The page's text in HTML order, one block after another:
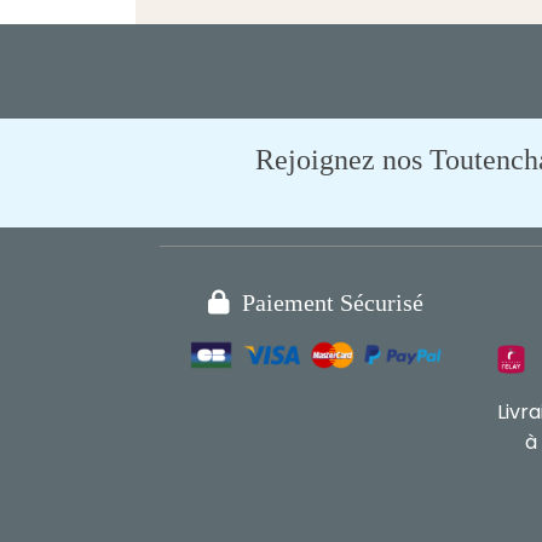
Rejoignez nos
 Paiement Sécurisé
à